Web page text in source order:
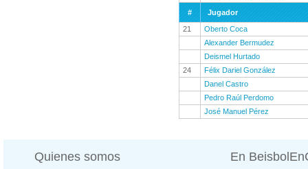
#
Jugador
21
Oberto Coca
Alexander Bermudez
Deismel Hurtado
24
Félix Dariel González
Danel Castro
Pedro Raúl Perdomo
José Manuel Pérez
Quienes somos En